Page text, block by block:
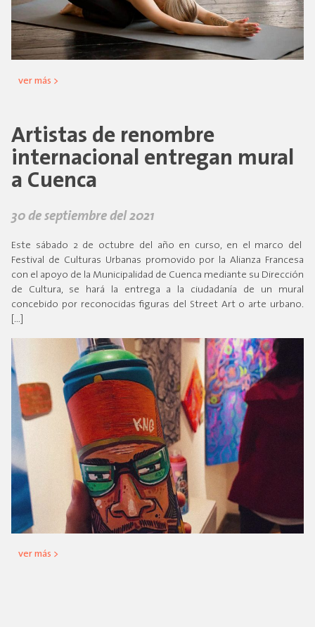
ver más >
Artistas de renombre
internacional entregan mural
a Cuenca
30 de septiembre del 2021
Este sábado 2 de octubre del año en curso, en el marco del
Festival de Culturas Urbanas promovido por la Alianza Francesa
con el apoyo de la Municipalidad de Cuenca mediante su Dirección
de Cultura, se hará la entrega a la ciudadanía de un mural
concebido por reconocidas figuras del Street Art o arte urbano.
[…]
ver más >